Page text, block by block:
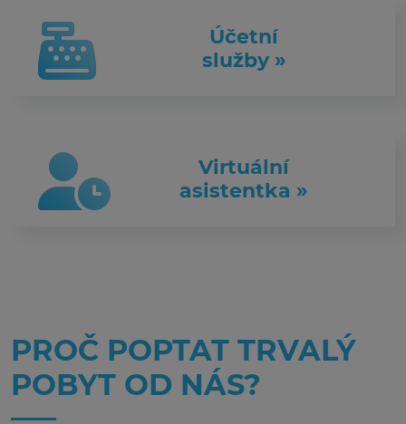
Účetní
služby »
Virtuální
asistentka »
PROČ POPTAT TRVALÝ
POBYT OD NÁS?